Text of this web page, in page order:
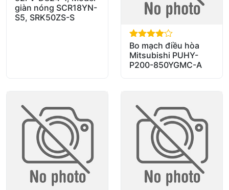
giàn nóng SCR18YN-
S5, SRK50ZS-S
out of 5
Bo mạch điều hòa
Mitsubishi PUHY-
P200-850YGMC-A